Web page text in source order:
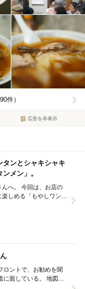
件）
広告を非表示
ンとシャキシャキ
メン」。
お店の
しめる「もやしワンタ